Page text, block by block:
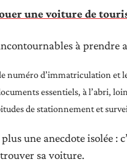
une voiture de
à prendre
numéro d’immatriculation et
essentiels, à l’abri,
de stationnement et
une anecdote isolée :
sa voiture.